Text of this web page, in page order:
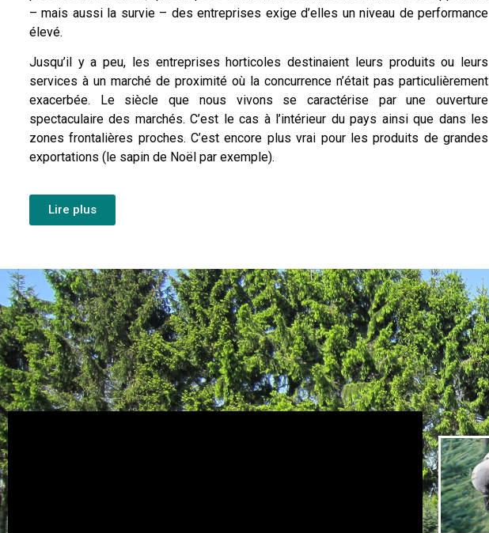
– mais aussi la survie – des entreprises exige d’elles un niveau de performance
élevé.
Jusqu’il y a peu, les entreprises horticoles destinaient leurs produits ou leurs
services à un marché de proximité où la concurrence n’était pas particulièrement
exacerbée. Le siècle que nous vivons se caractérise par une ouverture
spectaculaire des marchés. C’est le cas à l’intérieur du pays ainsi que dans les
zones frontalières proches. C’est encore plus vrai pour les produits de grandes
exportations (le sapin de Noël par exemple).
Lire plus